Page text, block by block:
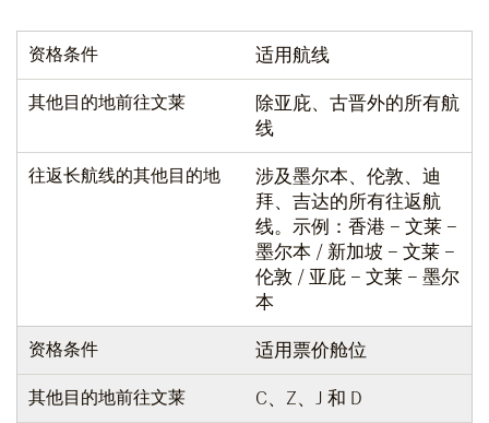
资格条件 适用航线
其他目的地前往文莱
除亚庇、古晋外的所有航
线
往返长航线的其他目的地
涉及墨尔本、伦敦、迪
拜、吉达的所有往返航
线。示例：香港 – 文莱 –
墨尔本 / 新加坡 – 文莱 –
伦敦 / 亚庇 – 文莱 – 墨尔
本
资格条件 适用票价舱位
其他目的地前往文莱 C、Z、J 和 D